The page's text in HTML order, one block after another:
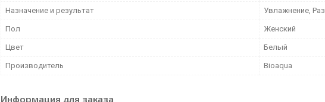
Назначение и результат Увлажнение,
Пол Женский
Цвет Белый
Производитель Bioaqua
Информация для заказа